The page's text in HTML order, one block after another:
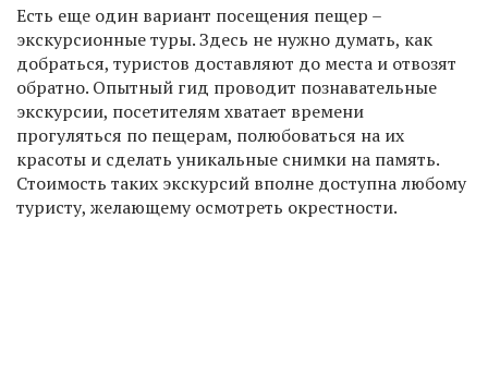
Есть еще один вариант посещения пещер –
экскурсионные туры. Здесь не нужно думать, как
добраться, туристов доставляют до места и отвозят
обратно. Опытный гид проводит познавательные
экскурсии, посетителям хватает времени
прогуляться по пещерам, полюбоваться на их
красоты и сделать уникальные снимки на память.
Стоимость таких экскурсий вполне доступна любому
туристу, желающему осмотреть окрестности.